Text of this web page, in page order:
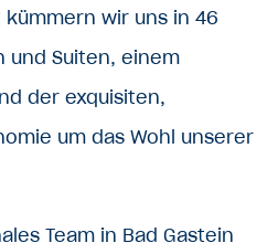
wir uns in 46
und Suiten, einem
der exquisiten,
um das Wohl unserer
Team in Bad Gastein